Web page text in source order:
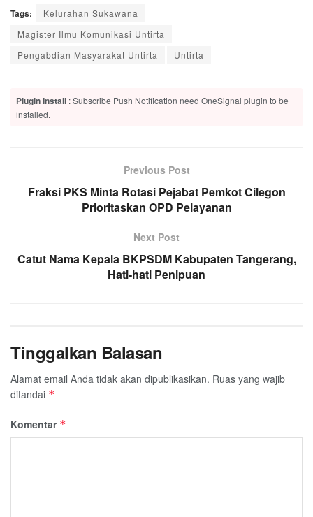
Tags:
Kelurahan Sukawana
Magister Ilmu Komunikasi Untirta
Pengabdian Masyarakat Untirta
Untirta
Plugin Install : Subscribe Push Notification need OneSignal plugin to be
installed.
Previous Post
Fraksi PKS Minta Rotasi Pejabat Pemkot Cilegon
Prioritaskan OPD Pelayanan
Next Post
Catut Nama Kepala BKPSDM Kabupaten Tangerang,
Hati-hati Penipuan
Tinggalkan Balasan
Alamat email Anda tidak akan dipublikasikan. Ruas yang wajib
ditandai *
Komentar *